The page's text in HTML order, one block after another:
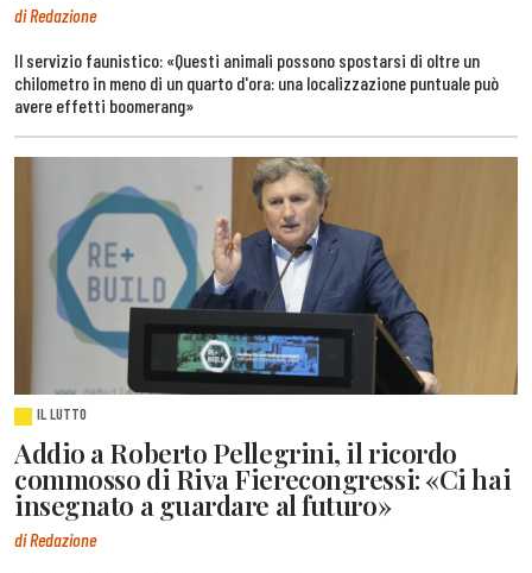
di Redazione
Il servizio faunistico: «Questi animali possono spostarsi di oltre un
chilometro in meno di un quarto d'ora: una localizzazione puntuale può
avere effetti boomerang»
IL LUTTO
Addio a Roberto Pellegrini, il ricordo
commosso di Riva Fierecongressi: «Ci hai
insegnato a guardare al futuro»
di Redazione